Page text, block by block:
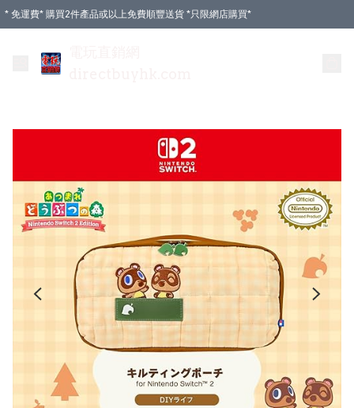
* 免運費* 購買2件產品或以上免費順豐送貨 *只限網店購買*